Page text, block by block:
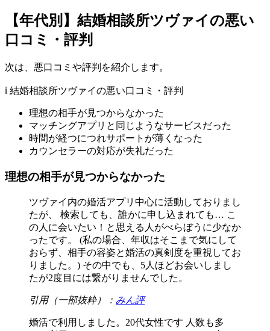
【年代別】結婚相談所ツヴァイの悪い
口コミ・評判
次は、悪口コミや評判を紹介します。
ℹ️ 結婚相談所ツヴァイの悪い口コミ・評判
理想の相手が見つからなかった
マッチングアプリと同じようなサービスだった
時間が経つにつれサポートが薄くなった
カウンセラーの対応が失礼だった
理想の相手が見つからなかった
ツヴァイ内の婚活アプリ中心に活動しておりまし
たが、 検索しても、誰かに申し込まれても… こ
の人に会いたい！と思える人がべらぼうに少なか
ったです。 (私の場合、年収はそこまで気にして
おらず、相手の容姿と婚活の真剣度を重視してお
りました。) その中でも、5人ほどお会いしまし
たが2度目には繋がりませんでした。
引用（一部抜粋）： みん評
婚活で利用しました。20代女性です 人数も多